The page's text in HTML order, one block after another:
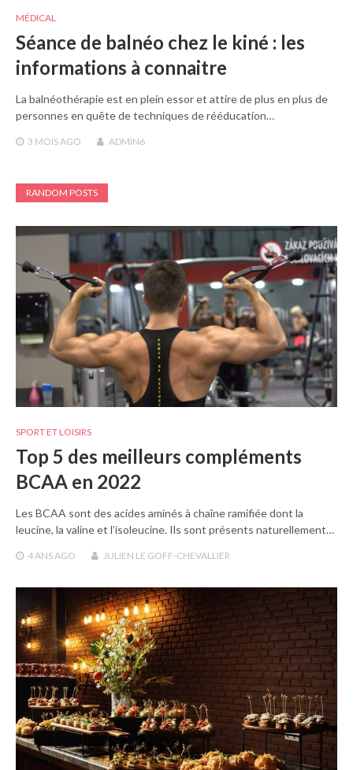
MÉDICAL
Séance de balnéo chez le kiné : les
informations à connaitre
La balnéothérapie est en plein essor et attire de plus en plus de
personnes en quête de techniques de rééducation…
3 MOISAGO ADMIN6
RANDOM POSTS
SPORT ET LOISIRS
Top 5 des meilleurs compléments
BCAA en 2022
Les BCAA sont des acides aminés à chaîne ramifiée dont la
leucine, la valine et l’isoleucine. Ils sont présents naturellement…
4 ANSAGO JULIEN LE GOFF-CHEVALLIER